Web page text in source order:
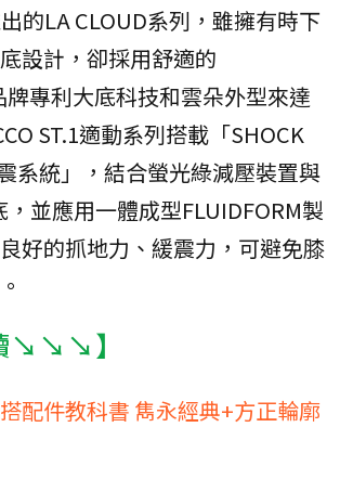
的LA CLOUD系列，雖擁有時下
設計，卻採用舒適的
牌專利大底科技和雲朵外型來達
ST.1適動系列搭載「SHOCK
系統」，結合螢光綠減壓裝置與
並應用一體成型FLUIDFORM製
好的抓地力、緩震力，可避免膝
↘↘↘】
配件教科書 雋永經典+方正輪廓